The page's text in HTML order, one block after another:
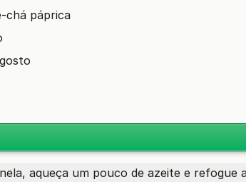
chá páprica
aqueça um pouco de azeite e refogue